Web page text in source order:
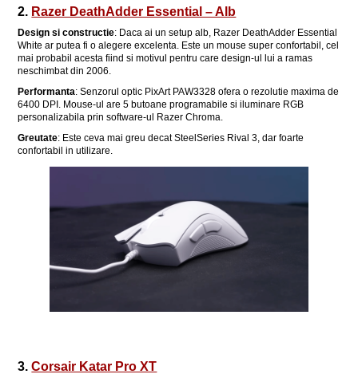
2. Razer DeathAdder Essential – Alb
Design si constructie: Daca ai un setup alb, Razer DeathAdder Essential
White ar putea fi o alegere excelenta. Este un mouse super confortabil, cel
mai probabil acesta fiind si motivul pentru care design-ul lui a ramas
neschimbat din 2006.
Performanta: Senzorul optic PixArt PAW3328 ofera o rezolutie maxima de
6400 DPI. Mouse-ul are 5 butoane programabile si iluminare RGB
personalizabila prin software-ul Razer Chroma.
Greutate: Este ceva mai greu decat SteelSeries Rival 3, dar foarte
confortabil in utilizare.
3.Corsair Katar Pro XT